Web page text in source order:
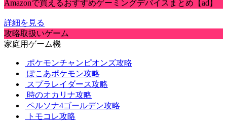
Amazonで買えるおすすめゲーミングデバイスまとめ【ad】
詳細を見る
攻略取扱いゲーム
家庭用ゲーム機
ポケモンチャンピオンズ攻略
ぽこあポケモン攻略
スプラレイダース攻略
時のオカリナ攻略
ペルソナ4ゴールデン攻略
トモコレ攻略